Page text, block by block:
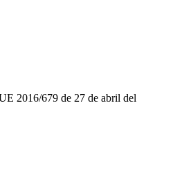
2016/679 de 27 de abril del